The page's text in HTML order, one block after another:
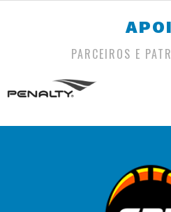
PARCEIROS E